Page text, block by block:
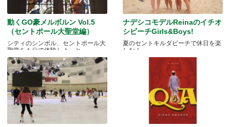
動くGO豪メルボルン Vol.5
（セントポール大聖堂編）
シティのシンボル、セントポール大
聖堂を１分で体験しよっと。
ナデシコモデルReinaのイチオ
シビーチGirls&Boys!
夏のセントキルダビーチで休日を楽
しむ！